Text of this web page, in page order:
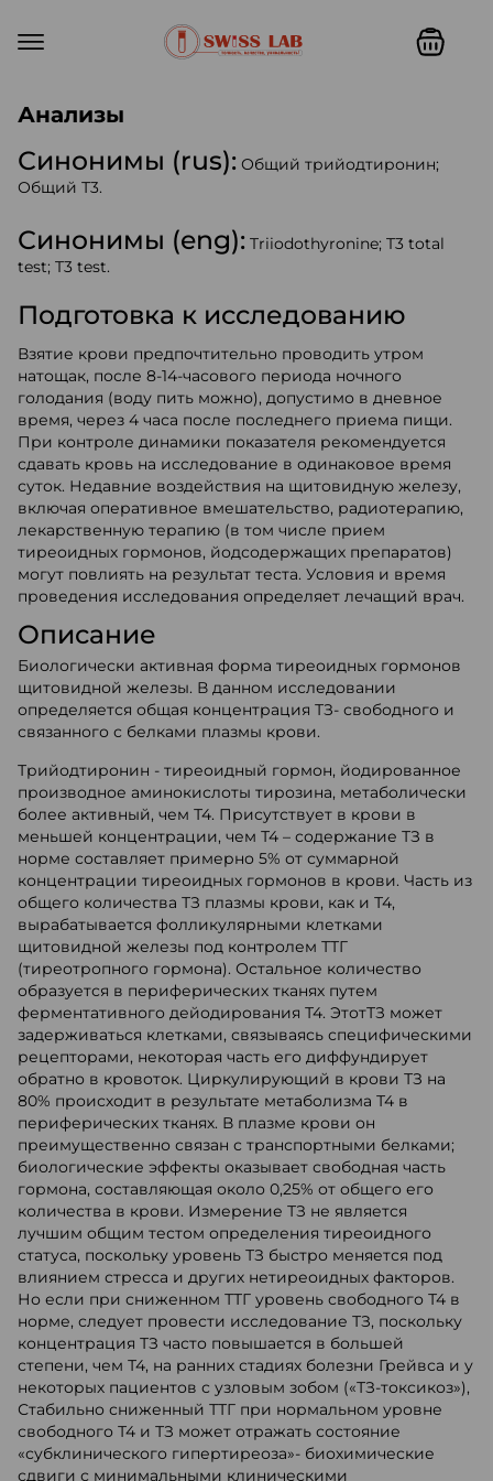
Анализы
Синонимы (rus): Общий трийодтиронин;
Общий Т3.
Синонимы (eng): Triiodothyronine; T3 total
test; T3 test.
Подготовка к исследованию
Взятие крови предпочтительно проводить утром
натощак, после 8-14-часового периода ночного
голодания (воду пить можно), допустимо в дневное
время, через 4 часа после последнего приема пищи.
При контроле динамики показателя рекомендуется
сдавать кровь на исследование в одинаковое время
суток. Недавние воздействия на щитовидную железу,
включая оперативное вмешательство, радиотерапию,
лекарственную терапию (в том числе прием
тиреоидных гормонов, йодсодержащих препаратов)
могут повлиять на результат теста. Условия и время
проведения исследования определяет лечащий врач.
Описание
Биологически активная форма тиреоидных гормонов
щитовидной железы. В данном исследовании
определяется общая концентрация ТЗ- свободного и
связанного с белками плазмы крови.
Трийодтиронин - тиреоидный гормон, йодированное
производное аминокислоты тирозина, метаболически
более активный, чем Т4. Присутствует в крови в
меньшей концентрации, чем Т4 – содержание ТЗ в
норме составляет примерно 5% от суммарной
концентрации тиреоидных гормонов в крови. Часть из
общего количества ТЗ плазмы крови, как и Т4,
вырабатывается фолликулярными клетками
щитовидной железы под контролем ТТГ
(тиреотропного гормона). Остальное количество
образуется в периферических тканях путем
ферментативного дейодирования Т4. ЭтотТЗ может
задерживаться клетками, связываясь специфическими
рецепторами, некоторая часть его диффундирует
обратно в кровоток. Циркулирующий в крови ТЗ на
80% происходит в результате метаболизма Т4 в
периферических тканях. В плазме крови он
преимущественно связан с транспортными белками;
биологические эффекты оказывает свободная часть
гормона, составляющая около 0,25% от общего его
количества в крови. Измерение ТЗ не является
лучшим общим тестом определения тиреоидного
статуса, поскольку уровень ТЗ быстро меняется под
влиянием стресса и других нетиреоидных факторов.
Но если при сниженном ТТГ уровень свободного Т4 в
норме, следует провести исследование ТЗ, поскольку
концентрация ТЗ часто повышается в большей
степени, чем Т4, на ранних стадиях болезни Грейвса и у
некоторых пациентов с узловым зобом («ТЗ-токсикоз»),
Стабильно сниженный ТТГ при нормальном уровне
свободного Т4 и ТЗ может отражать состояние
«субклинического гипертиреоза»- биохимические
сдвиги с минимальными клиническими